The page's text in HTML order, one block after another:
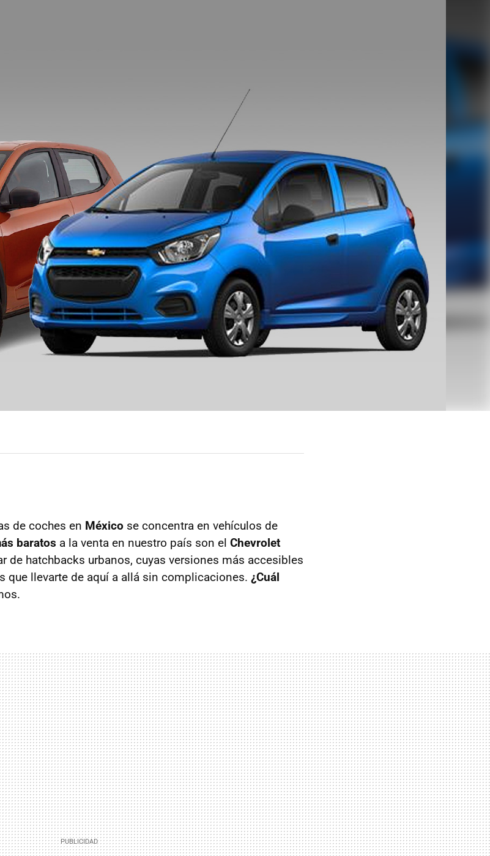
de coches en México se concentra en vehículos de
baratos a la venta en nuestro país son el Chevrolet
de hatchbacks urbanos, cuyas versiones más accesibles
que llevarte de aquí a allá sin complicaciones. ¿Cuál